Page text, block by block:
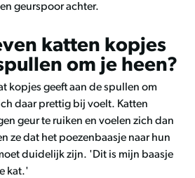
geurspoor achter.
katten kopjes
om je heen?
kopjes geeft aan de spullen om
daar prettig bij voelt. Katten
geur te ruiken en voelen zich dan
ze dat het poezenbaasje naar hun
duidelijk zijn. 'Dit is mijn baasje
kat.'